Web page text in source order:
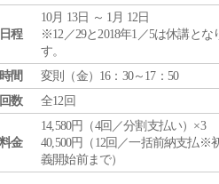
日程
10月 13日 ～ 1月 12日
※12／29と2018年1／5は休講とな
す。
時間
変則（金）16：30～17：50
回数
全12回
料金
14,580円（4回／分割支払い）×3
40,500円（12回／一括前納支払※
義開始前まで）